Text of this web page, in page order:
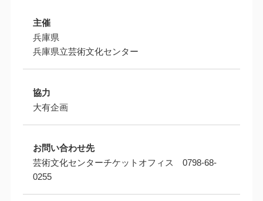
主催
兵庫県
兵庫県立芸術文化センター
協力
大有企画
お問い合わせ先
芸術文化センターチケットオフィス 0798-68-
0255